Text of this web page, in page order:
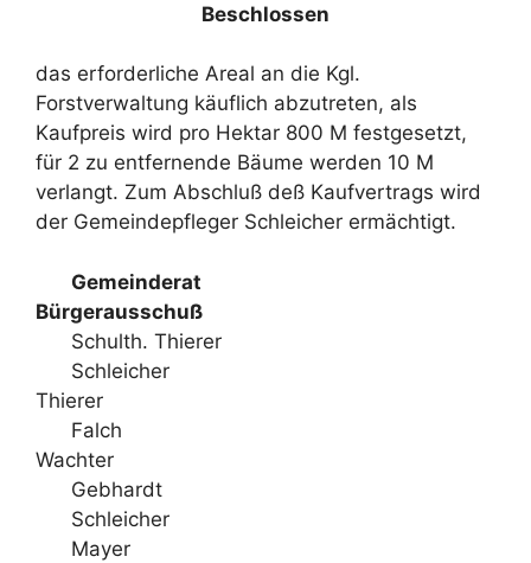
Beschlossen
das erforderliche Areal an die Kgl.
Forstverwaltung käuflich abzutreten, als
Kaufpreis wird pro Hektar 800 M festgesetzt,
für 2 zu entfernende Bäume werden 10 M
verlangt. Zum Abschluß deß Kaufvertrags wird
der Gemeindepfleger Schleicher ermächtigt.
Gemeinderat
Bürgerausschuß
Schulth. Thierer
Schleicher
Thierer
Falch
Wachter
Gebhardt
Schleicher
Mayer